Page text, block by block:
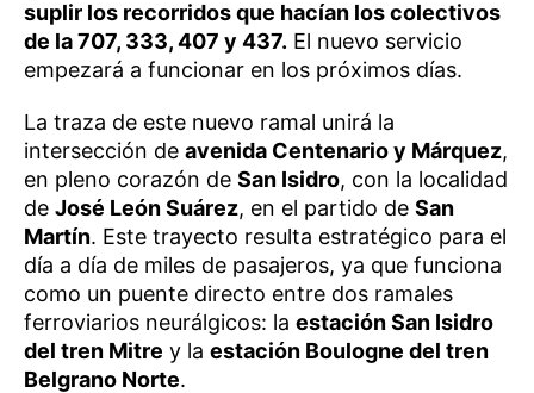
suplir los recorridos que hacían los colectivos
de la 707, 333, 407 y 437. El nuevo servicio
empezará a funcionar en los próximos días.
La traza de este nuevo ramal unirá la
intersección de avenida Centenario y Márquez,
en pleno corazón de San Isidro, con la localidad
de José León Suárez, en el partido de San
Martín. Este trayecto resulta estratégico para el
día a día de miles de pasajeros, ya que funciona
como un puente directo entre dos ramales
ferroviarios neurálgicos: la estación San Isidro
del tren Mitre y la estación Boulogne del tren
Belgrano Norte.